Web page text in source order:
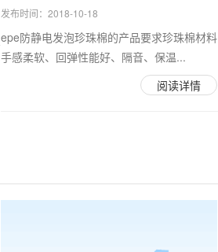
发布时间：2018-10-18
epe防静电发泡珍珠棉的产品要求珍珠棉材料
手感柔软、回弹性能好、隔音、保温...
阅读详情